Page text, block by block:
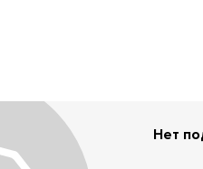
Нет